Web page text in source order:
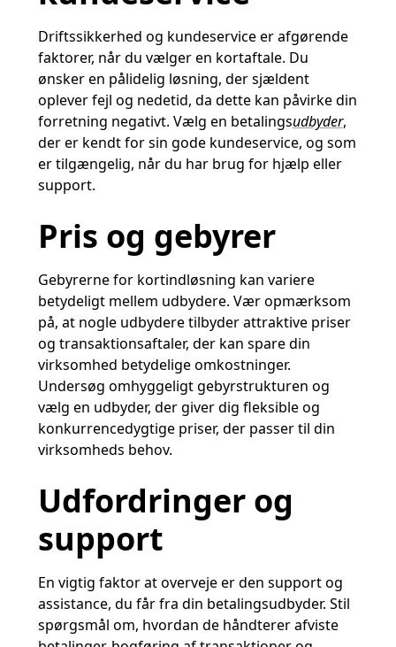
Driftssikkerhed og kundeservice er afgørende
faktorer, når du vælger en kortaftale. Du
ønsker en pålidelig løsning, der sjældent
oplever fejl og nedetid, da dette kan påvirke din
forretning negativt. Vælg en betalingsudbyder,
der er kendt for sin gode kundeservice, og som
er tilgængelig, når du har brug for hjælp eller
support.
Pris og gebyrer
Gebyrerne for kortindløsning kan variere
betydeligt mellem udbydere. Vær opmærksom
på, at nogle udbydere tilbyder attraktive priser
og transaktionsaftaler, der kan spare din
virksomhed betydelige omkostninger.
Undersøg omhyggeligt gebyrstrukturen og
vælg en udbyder, der giver dig fleksible og
konkurrencedygtige priser, der passer til din
virksomheds behov.
Udfordringer og
support
En vigtig faktor at overveje er den support og
assistance, du får fra din betalingsudbyder. Stil
spørgsmål om, hvordan de håndterer afviste